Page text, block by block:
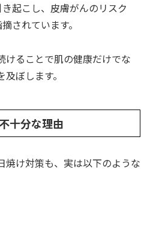
起こし、皮膚がんのリスク
されています。
けることで肌の健康だけでな
ぼします。
十分な理由
焼け対策も、実は以下のような